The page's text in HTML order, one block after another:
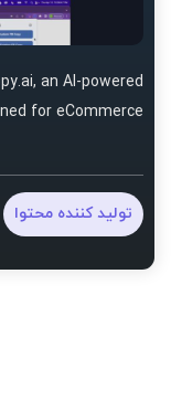
an AI-powered
for eCommerce
تولید کننده محتوا